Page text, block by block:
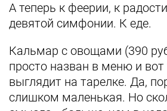
А теперь к феерии, к
девятой симфонии. К еде.
Кальмар с овощами (390
просто назван в меню и вот
выглядит на тарелке. Да,
слишком маленькая. Но